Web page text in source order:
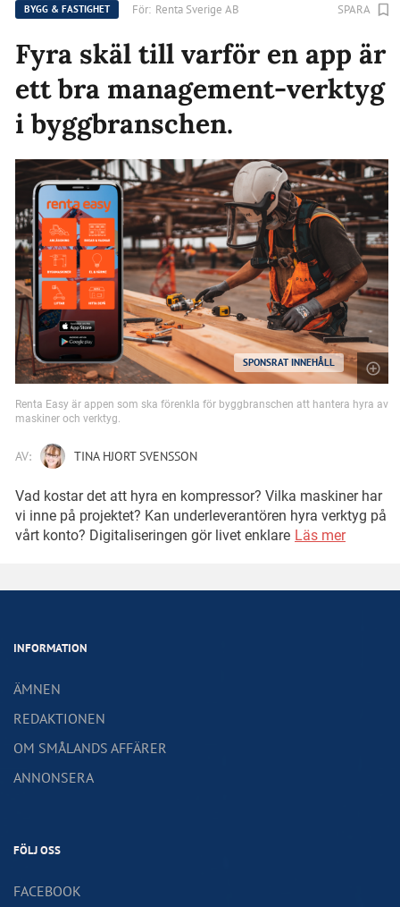
BYGG & FASTIGHET För: Renta Sverige AB SPARA
Fyra skäl till varför en app är
ett bra management-verktyg
i byggbranschen.
SPONSRAT INNEHÅLL
Renta Easy är appen som ska förenkla för byggbranschen att hantera hyra av
maskiner och verktyg.
AV: TINA HJORT SVENSSON
Vad kostar det att hyra en kompressor? Vilka maskiner har
vi inne på projektet? Kan underleverantören hyra verktyg på
vårt konto? Digitaliseringen gör livet enklare Läs mer
INFORMATION
ÄMNEN
REDAKTIONEN
OM SMÅLANDS AFFÄRER
ANNONSERA
FÖLJ OSS
FACEBOOK